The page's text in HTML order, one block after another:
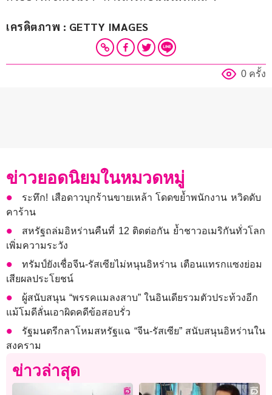
เครดิตภาพ : GETTY IMAGES
0 ครั้ง
ข่าวยอดนิยมในหมวดหมู่
ระทึก! เสือดาวบุกร้านขายเหล้า โดดขย้ำพนักงาน หวิดดับ
คาร้าน
สหรัฐถล่มอิหร่านคืนที่ 12 ติดต่อกัน ย้ำชาวอเมริกันทั่วโลก
เพิ่มความระวัง
ทรัมป์ยังเชื่อจีน-รัสเซียไม่หนุนอิหร่าน เตือนแทรกแซงย่อม
เสียผลประโยชน์
ผู้สนับสนุน “พรรคแมลงสาบ” ในอินเดียรวมตัวประท้วงอีก
แม้โมดีลั่นเอาผิดคดีข้อสอบรั่ว
รัฐมนตรีกลาโหมสหรัฐแฉ “จีน-รัสเซีย” สนับสนุนอิหร่านใน
สงคราม
ข่าวล่าสุด